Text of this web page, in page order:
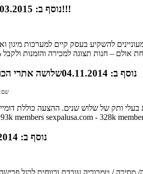
נוסף ב: 29.03.2015שותף לעסקה כדאית!!!
למכירה והזמנות ולקבל 50% מהרווחים למשך שנתיים
נוסף ב: 04.11.2014 שלושה אתרי
שם:
נוסף ב: 07.07.2014